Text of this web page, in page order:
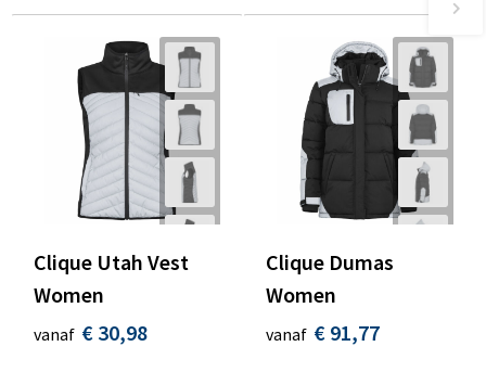
Clique Utah Vest
Women
vanaf € 30,98
Clique Dumas
Women
vanaf € 91,77